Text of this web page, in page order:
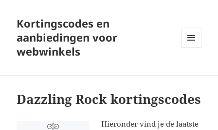
Kortingscodes en
aanbiedingen voor
webwinkels
Dazzling Rock kortingscodes
Hieronder vind je de laatste